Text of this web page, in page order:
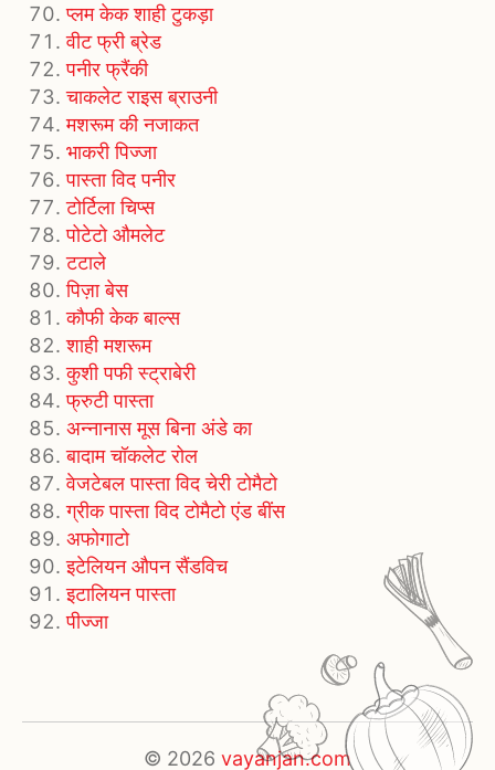
प्लम केक शाही टुकड़ा
वीट फ्री ब्रेड
पनीर फ्रैंकी
चाकलेट राइस ब्राउनी
मशरूम की नजाकत
भाकरी पिज्जा
पास्ता विद पनीर
टोर्टिला चिप्स
पोटेटो औमलेट
टटाले
पिज़ा बेस
कौफी केक बाल्स
शाही मशरूम
कुशी पफी स्ट्राबेरी
फ्रुटी पास्ता
अन्नानास मूस बिना अंडे का
बादाम चॉकलेट रोल
वेजटेबल पास्ता विद चेरी टोमैटो
ग्रीक पास्ता विद टोमैटो एंड बींस
अफोगाटो
इटेलियन औपन सैंडविच
इटालियन पास्ता
पीज्जा
© 2026 vayanjan.com